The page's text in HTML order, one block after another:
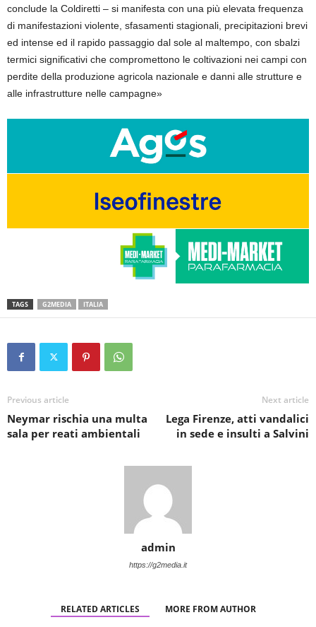
conclude la Coldiretti – si manifesta con una più elevata frequenza
di manifestazioni violente, sfasamenti stagionali, precipitazioni brevi
ed intense ed il rapido passaggio dal sole al maltempo, con sbalzi
termici significativi che compromettono le coltivazioni nei campi con
perdite della produzione agricola nazionale e danni alle strutture e
alle infrastrutture nelle campagne»
TAGS G2MEDIA ITALIA
Previous article
Neymar rischia una multa
sala per reati ambientali
Next article
Lega Firenze, atti vandalici
in sede e insulti a Salvini
admin
https://g2media.it
RELATED ARTICLES MORE FROM AUTHOR